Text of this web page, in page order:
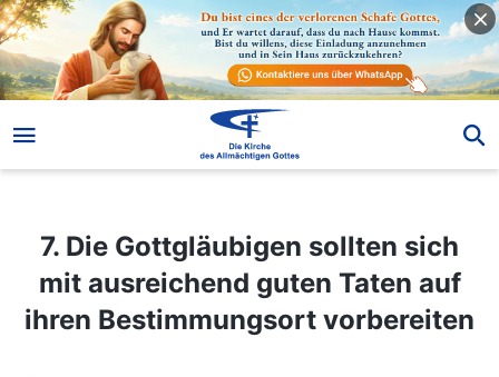
7. Die Gottgläubigen sollten sich
mit ausreichend guten Taten auf
ihren Bestimmungsort vorbereiten